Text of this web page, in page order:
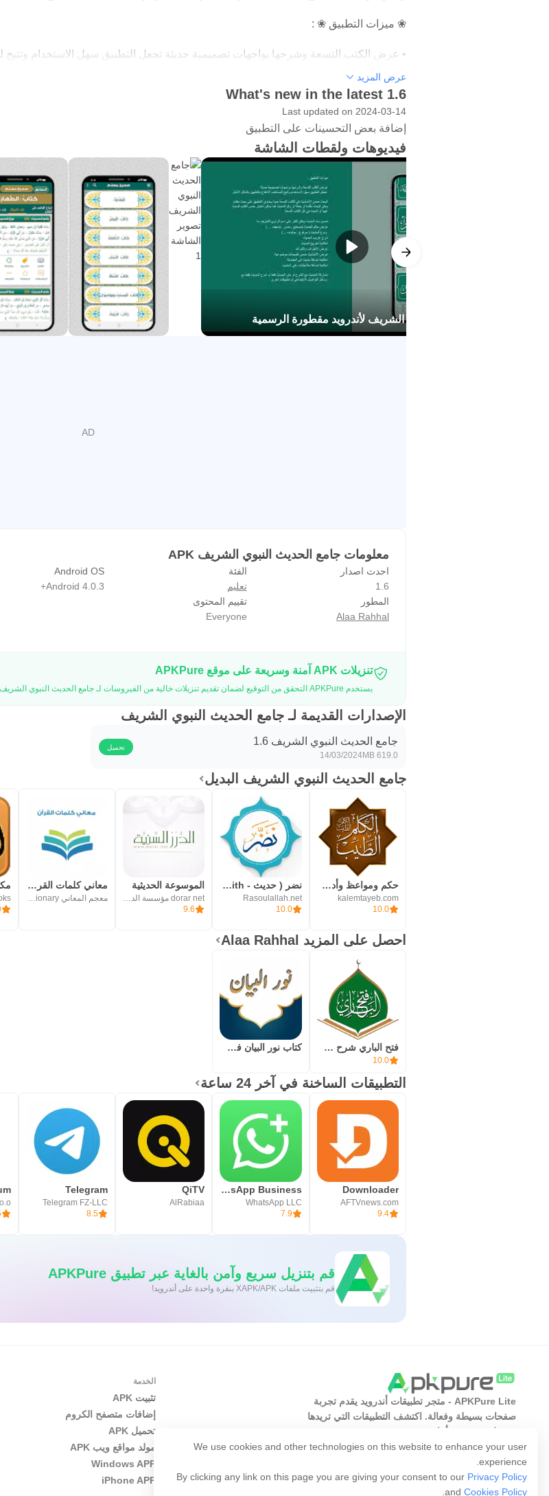
❀ ميزات التطبيق ❀ :
• عرض الكتب التسعة وشرحها بواجهات تصميمية حديثة تجعل التطبيق سهل الاستخدام وتتيح
( لا يحتاج الى اتصال بالانترنت)
بعض الكتب للبحث فيها او البحث في كل الكتب التسعة
• ضمن سند الحديث يمكن النقر على اسم الراوي للتعريف به
• عرض حكم الحديث (صحيح , حسن , ضعيف ... ) ونوع الحديث ( مرفوع , موقوف ...)
• شرح غريب الحديث
• امكانية تخريج الحديث
• عرض الأطراف والشواهد
• عرض الأحاديث ضمن تقسيمات موضوعية
• امكانية اضافة حديث الى المفضلة
عرض المزيد
What's new in the latest 1.6
Last updated on 2024-03-14
إضافة بعض التحسينات على التطبيق
فيديوهات ولقطات الشاشة
جامع الحديث النبوي الشريف لأندرويد مقطورة الرسمية
معلومات جامع الحديث النبوي الشريف APK
احدث اصدار
1.6
الفئة
تعليم
Android OS
Android 4.0.3+
المطور
Alaa Rahhal
تقييم المحتوى
Everyone
تنزيلات APK آمنة وسريعة على موقع APKPure
يستخدم APKPure التحقق من التوقيع لضمان تقديم تنزيلات خالية من الفيروسات لـ جامع الحديث النبوي الشريف APK لك.
الإصدارات القديمة لـ جامع الحديث النبوي الشريف
جامع الحديث النبوي الشريف 1.6
619.0 MB
14/03/2024
تحميل
جامع الحديث النبوي الشريف البديل
حكم ومواعظ وأدعية: الكلم الطيب
kalemtayeb.com
10.0
نضر ( حديث - Hadith )
Rasoulallah.net
10.0
الموسوعة الحديثية
dorar net مؤسسة الدرر السنية
9.6
معاني كلمات القرآن الكريم
معجم المعاني Almaany.com dictionary
احصل على المزيد Alaa Rahhal
فتح الباري شرح صحيح البخاري
10.0
كتاب نور البيان في تعليم القرا
التطبيقات الساخنة في آخر 24 ساعة
Downloader
AFTVnews.com
9.4
WhatsApp Business
WhatsApp LLC
7.9
QiTV
AlRabiaa
Telegram
Telegram FZ-LLC
8.5
قم بتنزيل سريع وآمن بالغاية عبر تطبيق APKPure
قم بتثبيت ملفات XAPK/APK بنقرة واحدة على أندرويد!
We use cookies and other technologies on this website to enhance your user
experience.
By clicking any link on this page you are giving your consent to our Privacy Policy
and Cookies Policy
APKPure Lite - متجر تطبيقات أندرويد يقدم تجربة
صفحات بسيطة وفعالة. اكتشف التطبيقات التي تريدها
بسهولة وسرعة وأمان.
الخدمة
تثبيت APK
إضافات متصفح الكروم
تحميل APK
مولد مواقع ويب APK
Windows APP
iPhone APP